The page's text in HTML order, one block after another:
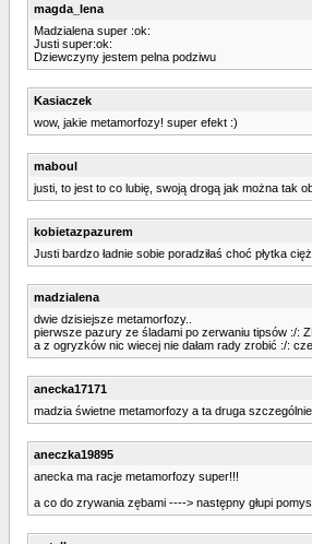
magda_lena
Madzialena super :ok:
Justi super:ok:
Dziewczyny jestem pelna podziwu
Kasiaczek
wow, jakie metamorfozy! super efekt :)
maboul
justi, to jest to co lubię, swoją drogą jak można tak
kobietazpazurem
Justi bardzo ładnie sobie poradziłaś choć płytka
madzialena
dwie dzisiejsze metamorfozy..
pierwsze pazury ze śladami po zerwaniu tipsów :/:
a z ogryzków nic wiecej nie dałam rady zrobić :/:
anecka17171
madzia świetne metamorfozy a ta druga
aneczka19895
anecka ma racje metamorfozy super!!!
a co do zrywania zębami ----> następny głupi